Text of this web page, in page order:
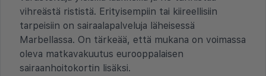
vihreästä rististä. Erityisempiin tai kiireellisiin
tarpeisiin on sairaalapalveluja läheisessä
Marbellassa. On tärkeää, että mukana on voimassa
oleva matkavakuutus eurooppalaisen
sairaanhoitokortin lisäksi.